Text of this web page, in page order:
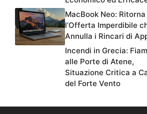
MacBook Neo: Ritorna
l’Offerta Imperdibile
Annulla i Rincari di
Incendi in Grecia:
alle Porte di Atene,
Situazione Critica a
del Forte Vento